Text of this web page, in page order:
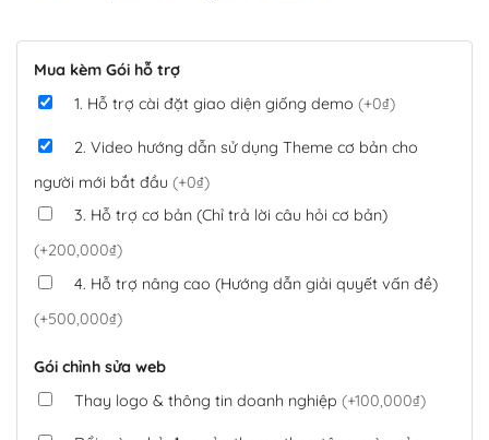
Mua kèm Gói hỗ trợ
1. Hỗ trợ cài đặt giao diện giống demo (+0₫)
2. Video hướng dẫn sử dụng Theme cơ bản cho
người mới bắt đầu (+0₫)
3. Hỗ trợ cơ bản (Chỉ trả lời câu hỏi cơ bản)
(+200,000₫)
4. Hỗ trợ nâng cao (Hướng dẫn giải quyết vấn đề)
(+500,000₫)
Gói chỉnh sửa web
Thay logo & thông tin doanh nghiệp (+100,000₫)